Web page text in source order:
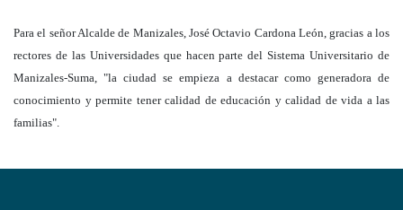
Para el señor Alcalde de Manizales, José Octavio Cardona León, gracias a los
rectores de las Universidades que hacen parte del Sistema Universitario de
Manizales-Suma, "la ciudad se empieza a destacar como generadora de
conocimiento y permite tener calidad de educación y calidad de vida a las
familias".